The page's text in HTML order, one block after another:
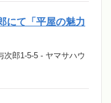
にて「平屋の魅力
次郎1-5-5 - ヤマサハウ